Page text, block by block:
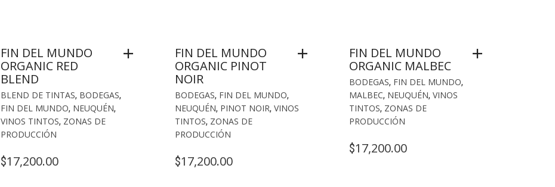
FIN DEL MUNDO
ORGANIC RED
BLEND
BLEND DE TINTAS, BODEGAS,
FIN DEL MUNDO, NEUQUÉN,
VINOS TINTOS, ZONAS DE
PRODUCCIÓN
$17,200.00
FIN DEL MUNDO
ORGANIC PINOT
NOIR
BODEGAS, FIN DEL MUNDO,
NEUQUÉN, PINOT NOIR, VINOS
TINTOS, ZONAS DE
PRODUCCIÓN
$17,200.00
FIN DEL MUNDO
ORGANIC MALBEC
BODEGAS, FIN DEL MUNDO,
MALBEC, NEUQUÉN,VINOS
TINTOS, ZONAS DE
PRODUCCIÓN
$17,200.00